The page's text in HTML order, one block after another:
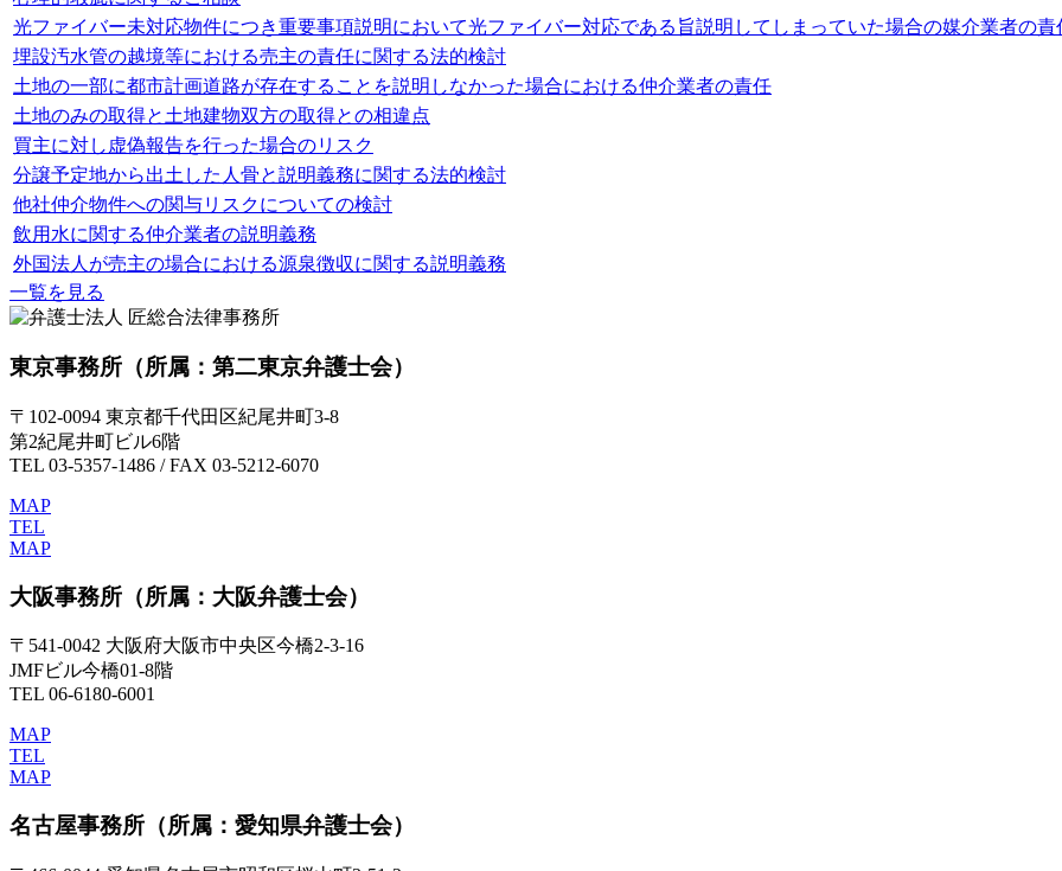
光ファイバー未対応物件につき重要事項説明において光ファイバー対応である旨説明してしまっていた場合の媒介業者の責
埋設汚水管の越境等における売主の責任に関する法的検討
土地の一部に都市計画道路が存在することを説明しなかった場合における仲介業者の責任
土地のみの取得と土地建物双方の取得との相違点
買主に対し虚偽報告を行った場合のリスク
分譲予定地から出土した人骨と説明義務に関する法的検討
他社仲介物件への関与リスクについての検討
飲用水に関する仲介業者の説明義務
外国法人が売主の場合における源泉徴収に関する説明義務
一覧を見る
東京事務所 （所属：第二東京弁護士会）
〒102-0094 東京都千代田区紀尾井町3-8
第2紀尾井町ビル6階
TEL 03-5357-1486 / FAX 03-5212-6070
MAP
TEL
MAP
大阪事務所 （所属：大阪弁護士会）
〒541-0042 大阪府大阪市中央区今橋2-3-16
JMFビル今橋01-8階
TEL 06-6180-6001
MAP
TEL
MAP
名古屋事務所 （所属：愛知県弁護士会）